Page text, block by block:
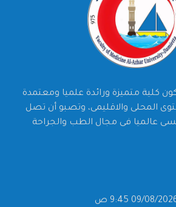
كلية متميزة ورائدة علميا ومعتمدة
المحلى والاقليمى، وتصبو أن تصل
عالميا فى مجال الطب والجراحة
08/2026 9:45 ص